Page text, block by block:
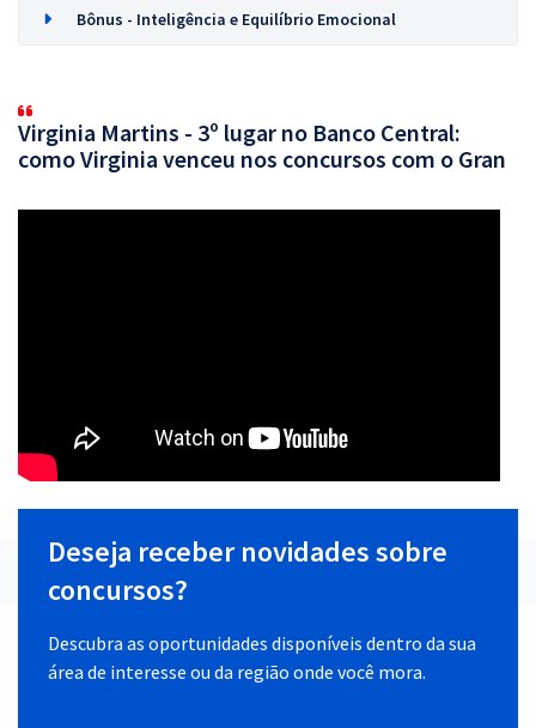
Bônus - Inteligência e Equilíbrio Emocional
Virginia Martins - 3º lugar no Banco Central:
como Virginia venceu nos concursos com o Gran
Deseja receber novidades sobre
concursos?
Descubra as oportunidades disponíveis dentro da sua
área de interesse ou da região onde você mora.